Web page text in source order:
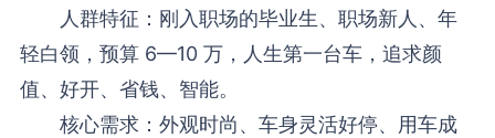
人群特征：刚入职场的毕业生、职场新人、年
轻白领，预算 6—10 万，人生第一台车，追求颜
值、好开、省钱、智能。
核心需求：外观时尚、车身灵活好停、用车成